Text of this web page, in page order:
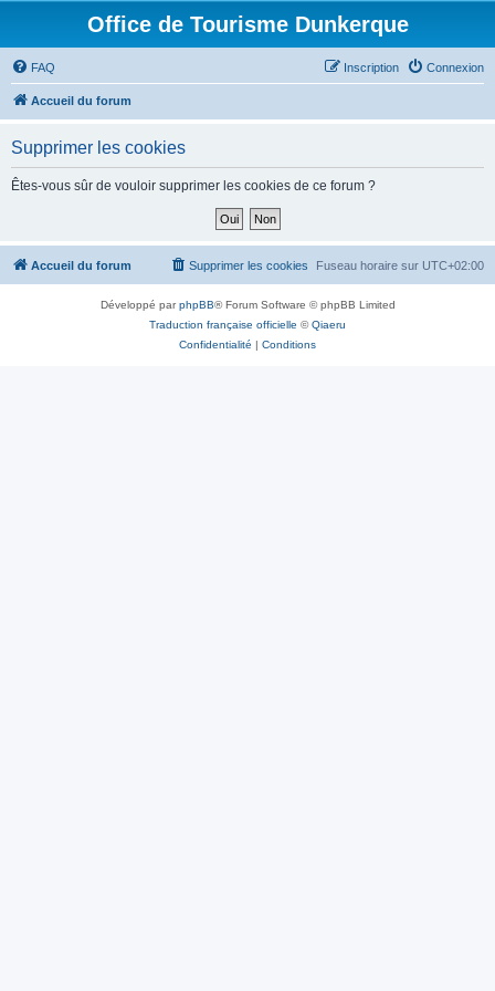
Office de Tourisme Dunkerque
FAQ Connexion
Inscription
Accueil du forum
Supprimer les cookies
Êtes-vous sûr de vouloir supprimer les cookies de ce forum ?
Accueil du forum Fuseau horaire sur UTC+02:00
Supprimer les cookies
Développé parphpBB® Forum Software © phpBB Limited
Traduction française officielle ©Qiaeru
Confidentialité | Conditions